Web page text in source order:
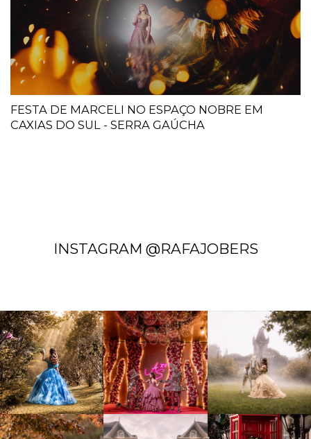
FESTA DE MARCELI NO ESPAÇO NOBRE EM
CAXIAS DO SUL - SERRA GAÚCHA
INSTAGRAM @RAFAJOBERS